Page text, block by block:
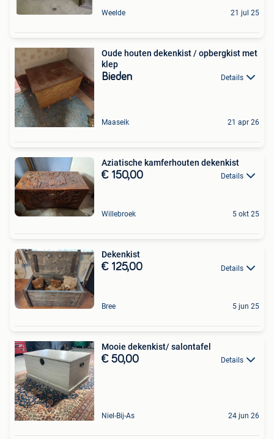
Weelde 21 jul 25
Oude houten dekenkist / opbergkist met
klep
Bieden Details
Maaseik 21 apr 26
Aziatische kamferhouten dekenkist
€ 150,00 Details
Willebroek 5 okt 25
Dekenkist
€ 125,00 Details
Bree 5 jun 25
Mooie dekenkist/ salontafel
€ 50,00 Details
Niel-Bij-As 24 jun 26